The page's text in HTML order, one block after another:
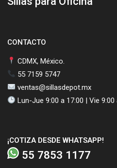
CONTACTO
CDMX, México.
55 7159 5747
ventas@sillasdepot.mx
Lun-Jue 9:00 a 17:00 | Vie 9:00
¡COTIZA DESDE WHATSAPP!
55 7853 1177